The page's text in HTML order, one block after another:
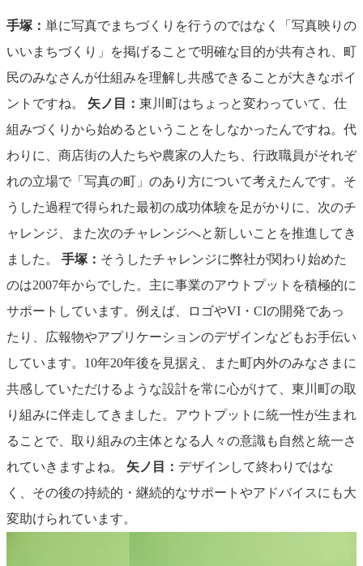
手塚： 単に写真でまちづくりを行うのではなく「写真映りの
いいまちづくり」を掲げることで明確な目的が共有され、町
民のみなさんが仕組みを理解し共感できることが大きなポイ
ントですね。 矢ノ目： 東川町はちょっと変わっていて、仕
組みづくりから始めるということをしなかったんですね。代
わりに、商店街の人たちや農家の人たち、行政職員がそれぞ
れの立場で「写真の町」のあり方について考えたんです。そ
うした過程で得られた最初の成功体験を足がかりに、次のチ
ャレンジ、また次のチャレンジへと新しいことを推進してき
ました。 手塚： そうしたチャレンジに弊社が関わり始めた
のは2007年からでした。主に事業のアウトプットを積極的に
サポートしています。例えば、ロゴやVI・CIの開発であっ
たり、広報物やアプリケーションのデザインなどもお手伝い
しています。10年20年後を見据え、また町内外のみなさまに
共感していただけるような設計を常に心がけて、東川町の取
り組みに伴走してきました。アウトプットに統一性が生まれ
ることで、取り組みの主体となる人々の意識も自然と統一さ
れていきますよね。 矢ノ目： デザインして終わりではな
く、その後の持続的・継続的なサポートやアドバイスにも大
変助けられています。